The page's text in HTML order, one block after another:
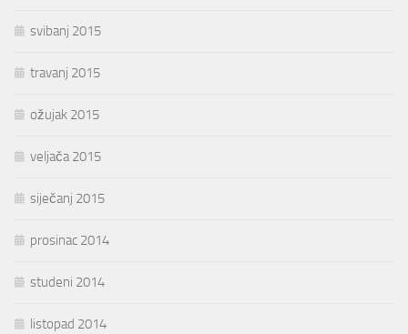
svibanj 2015
travanj 2015
ožujak 2015
veljača 2015
siječanj 2015
prosinac 2014
studeni 2014
listopad 2014